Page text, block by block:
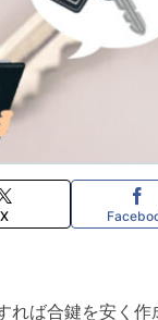
X
れば合鍵を安く